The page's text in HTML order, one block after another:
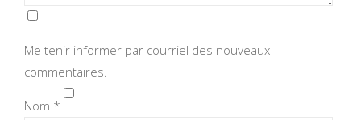
Me tenir informer par courriel des nouveaux
commentaires.
Nom *